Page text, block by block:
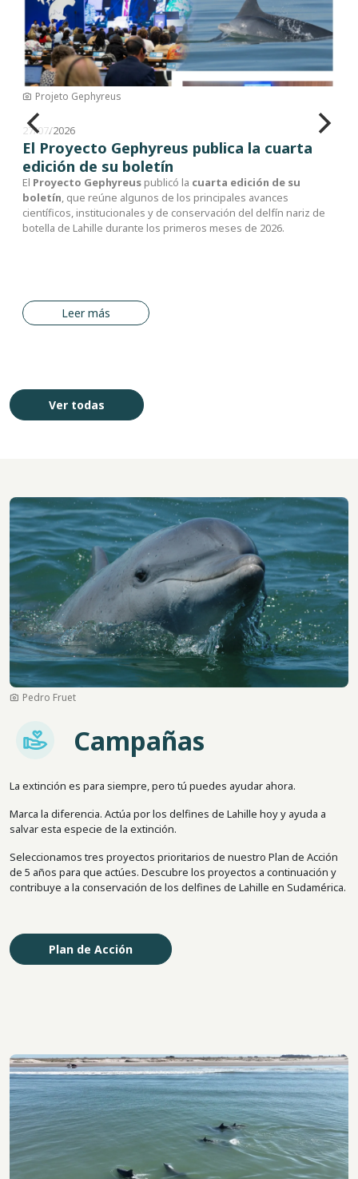
Ignacio Moreno
24/07/2026
La pesca cooperativa con toninas es
reconocida como Patrimonio Cultural
Inmaterial de Brasil
El11 de marzo de 2026, la pesca cooperativa con toninas en el
sur de Brasil fue inscrita en elLibro de los Saberescomo
Patrimonio Cultural Inmaterial de Brasil, tras su aprobación
Leer más
Ver todas
Imagen
Pedro Fruet
Imagem Campañas
La extinción es para siempre, pero tú puedes ayudar ahora.
Marca la diferencia. Actúa por los delfines de Lahille hoy y ayuda a
salvar esta especie de la extinción.
Seleccionamos tres proyectos prioritarios de nuestro Plan de Acción
de 5 años para que actúes. Descubre los proyectos a continuación y
contribuye a la conservación de los delfines de Lahille en Sudamérica.
Plan de Acción
Imagen